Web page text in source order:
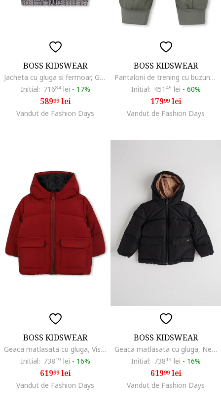
BOSS KIDSWEAR
Jacheta cu gluga si fermoar, Gri melange
Initial: 71684lei - 17%
58999lei
Vandut de Fashion Days
BOSS KIDSWEAR
Pantaloni de trening cu buzunar cu clapa, Kaki
Initial: 451 45 lei - 60%
17999lei
Vandut de Fashion Days
BOSS KIDSWEAR
Geaca matlasata cu gluga, Visiniu
Initial: 73819 lei - 16%
61999lei
Vandut de Fashion Days
BOSS KIDSWEAR
Geaca matlasata cu gluga, Negru
Initial: 73819 lei - 16%
61999lei
Vandut de Fashion Days